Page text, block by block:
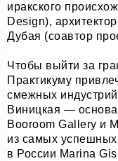
иракского
Design),
Дубая (соавтор
Чтобы выйти за
Практикуму
смежных
Виницкая —
Booroom Gallery и
из самых успешных
в России Marina